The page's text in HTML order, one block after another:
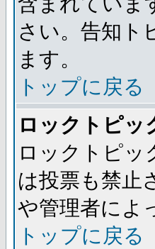
さい。告知ト
ます。
トップに戻る
ロックトピッ
ロックトピッ
は投票も禁止
や管理者によ
トップに戻る